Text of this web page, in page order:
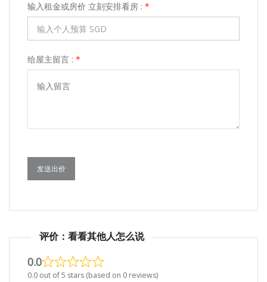
输入租金或房价 立刻安排看房 : *
给屋主留言 : *
发送出价
评价：看看其他人怎么说
0.0
0.0 out of 5 stars (based on 0 reviews)